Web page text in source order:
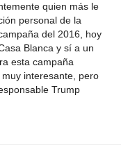
quien más le
personal de la
del 2016, hoy
Blanca y sí a un
esta campaña
interesante, pero
Trump